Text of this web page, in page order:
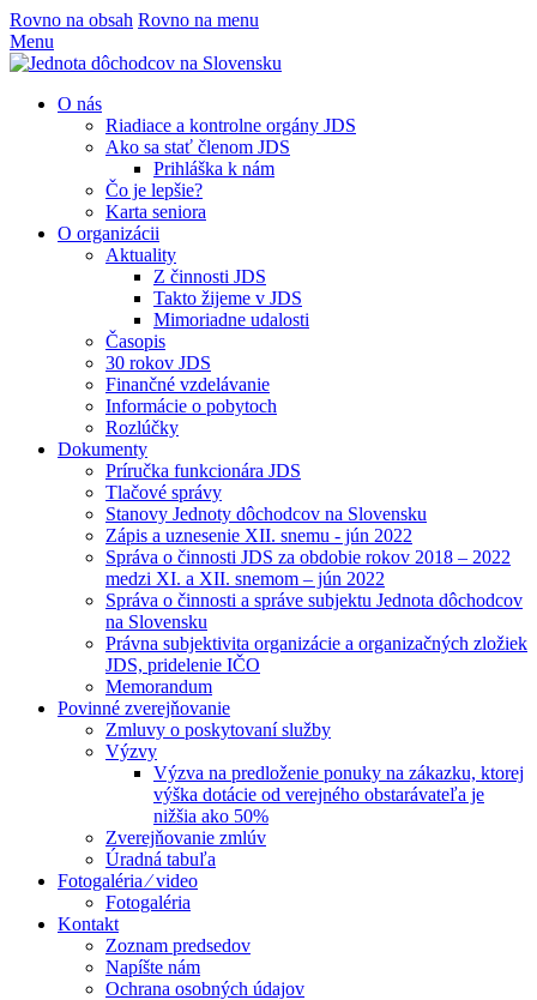
Rovno na obsah Rovno na menu
Menu
O nás
Riadiace a kontrolne orgány JDS
Ako sa stať členom JDS
Prihláška k nám
Čo je lepšie?
Karta seniora
O organizácii
Aktuality
Z činnosti JDS
Takto žijeme v JDS
Mimoriadne udalosti
Časopis
30 rokov JDS
Finančné vzdelávanie
Informácie o pobytoch
Rozlúčky
Dokumenty
Príručka funkcionára JDS
Tlačové správy
Stanovy Jednoty dôchodcov na Slovensku
Zápis a uznesenie XII. snemu - jún 2022
Správa o činnosti JDS za obdobie rokov 2018 – 2022
medzi XI. a XII. snemom – jún 2022
Správa o činnosti a správe subjektu Jednota dôchodcov
na Slovensku
Právna subjektivita organizácie a organizačných zložiek
JDS, pridelenie IČO
Memorandum
Povinné zverejňovanie
Zmluvy o poskytovaní služby
Výzvy
Výzva na predloženie ponuky na zákazku, ktorej
výška dotácie od verejného obstarávateľa je
nižšia ako 50%
Zverejňovanie zmlúv
Úradná tabuľa
Fotogaléria ⁄ video
Fotogaléria
Kontakt
Zoznam predsedov
Napíšte nám
Ochrana osobných údajov